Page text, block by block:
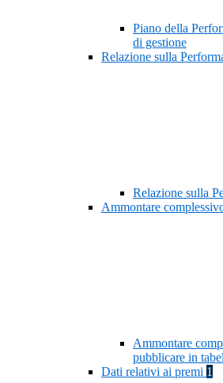
Piano della
di gestione
Relazione sulla
Relazione sulla
Ammontare
Ammontare
pubblicare in
Dati relativi ai premi 1